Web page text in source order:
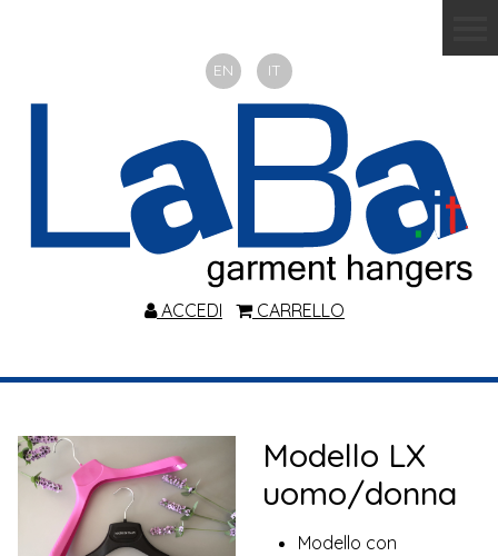
EN IT
ACCEDI CARRELLO
Modello LX
uomo/donna
Modello con